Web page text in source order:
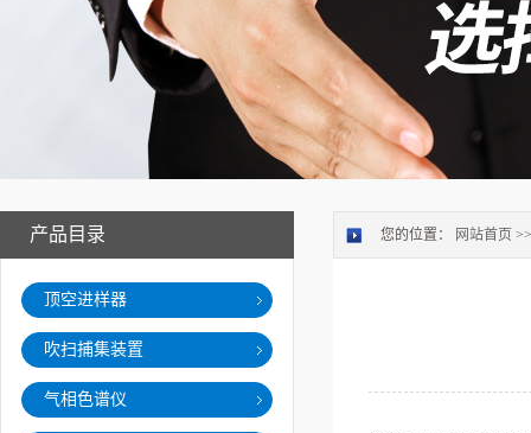
产品目录
顶空进样器
吹扫捕集装置
气相色谱仪
您的位置： 网站首页